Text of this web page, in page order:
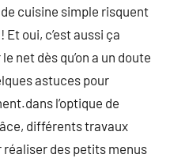
cuisine simple risquent
oui, c’est aussi ça
net dès qu’on a un doute
astuces pour
l’optique de
différents travaux
des petits menus